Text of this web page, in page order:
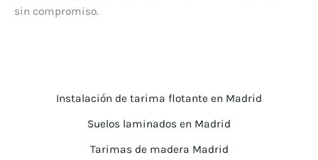
sin compromiso.
Instalación de tarima flotante en Madrid
Suelos laminados en Madrid
Tarimas de madera Madrid